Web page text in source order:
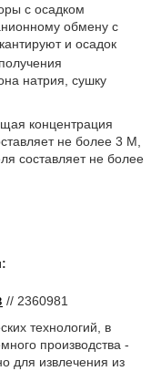
с осадком
обмену с
и осадок
натрия, сушку
концентрация
не более 3 М,
составляет не более
// 2360981
технологий, в
производства -
для извлечения из